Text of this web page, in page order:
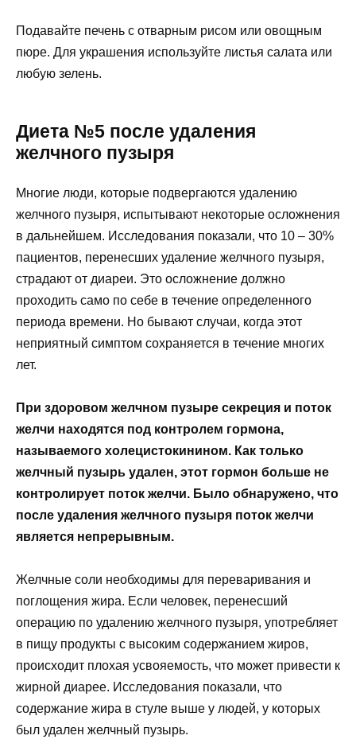
Подавайте печень с отварным рисом или овощным
пюре. Для украшения используйте листья салата или
любую зелень.
Диета №5 после удаления
желчного пузыря
Многие люди, которые подвергаются удалению
желчного пузыря, испытывают некоторые осложнения
в дальнейшем. Исследования показали, что 10 – 30%
пациентов, перенесших удаление желчного пузыря,
страдают от диареи. Это осложнение должно
проходить само по себе в течение определенного
периода времени. Но бывают случаи, когда этот
неприятный симптом сохраняется в течение многих
лет.
При здоровом желчном пузыре секреция и поток
желчи находятся под контролем гормона,
называемого холецистокинином. Как только
желчный пузырь удален, этот гормон больше не
контролирует поток желчи. Было обнаружено, что
после удаления желчного пузыря поток желчи
является непрерывным.
Желчные соли необходимы для переваривания и
поглощения жира. Если человек, перенесший
операцию по удалению желчного пузыря, употребляет
в пищу продукты с высоким содержанием жиров,
происходит плохая усвояемость, что может привести к
жирной диарее. Исследования показали, что
содержание жира в стуле выше у людей, у которых
был удален желчный пузырь.